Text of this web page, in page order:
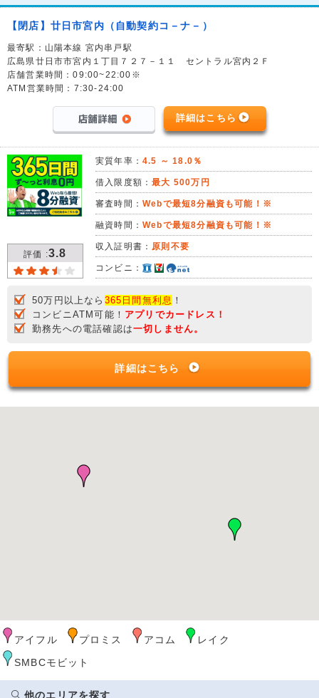
【閉店】廿日市宮内（自動契約コ－ナ－）
最寄駅：山陽本線 宮内串戸駅
広島県廿日市市宮内１丁目７２７－１１ セントラル宮内２Ｆ
店舗営業時間：09:00~22:00※
ATM営業時間：7:30-24:00
詳細はこちら
評価 :3.8
実質年率： 4.5 ～ 18.0％
借入限度額：最大 500万円
審査時間： Webで最短8分融資も可能！※
融資時間： Webで最短8分融資も可能！※
収入証明書： 原則不要
コンビニ：
50万円以上なら 365日間無利息 ！
コンビニATM可能！ アプリでカードレス！
勤務先への電話確認は一切しません。
詳細はこちら
アイフル プロミス アコム
レイク
SMBCモビット
他のエリアを探す